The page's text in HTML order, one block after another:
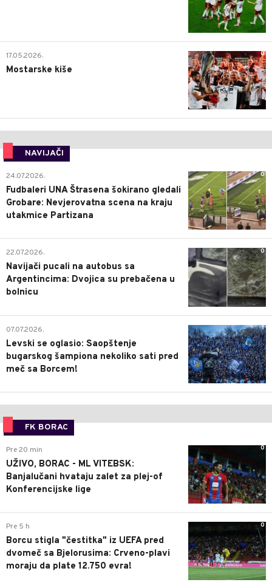
0
17.05.2026.
Mostarske kiše
NAVIJAČI
0
24.07.2026.
Fudbaleri UNA Štrasena šokirano gledali
Grobare: Nevjerovatna scena na kraju
utakmice Partizana
0
22.07.2026.
Navijači pucali na autobus sa
Argentincima: Dvojica su prebačena u
bolnicu
1
07.07.2026.
Levski se oglasio: Saopštenje
bugarskog šampiona nekoliko sati pred
meč sa Borcem!
FK BORAC
0
Pre 20 min
UŽIVO, BORAC - ML VITEBSK:
Banjalučani hvataju zalet za plej-of
Konferencijske lige
0
Pre 5 h
Borcu stigla "čestitka" iz UEFA pred
dvomeč sa Bjelorusima: Crveno-plavi
moraju da plate 12.750 evra!